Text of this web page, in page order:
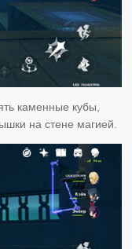
каменные кубы,
на стене магией.